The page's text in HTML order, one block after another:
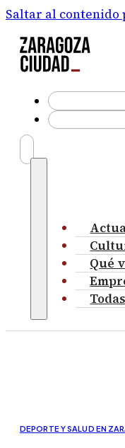
Saltar al contenido
Qué
DEPORTE Y SALUD EN